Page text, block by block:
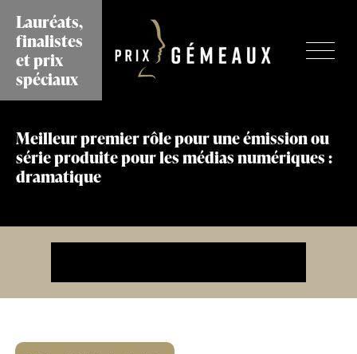
contenu
principal
Lauréats,
finalistes
et prix
spéciaux
Meilleur premier rôle pour une émission ou
série produite pour les médias numériques :
dramatique